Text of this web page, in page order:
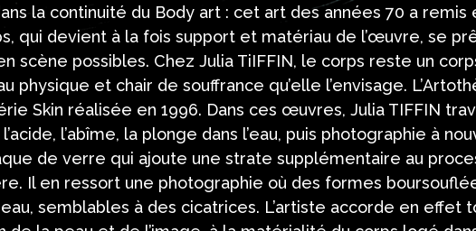
la continuité du Body art : cet art des années 70 a
qui devient à la fois support et matériau de l’œuvre, se
scène possibles. Chez Julia TiIFFIN, le corps reste un
physique et chair de souffrance qu’elle l’envisage.
Skin réalisée en 1996. Dans ces œuvres, Julia TIFFIN
l’abîme, la plonge dans l’eau, puis photographie à
de verre qui ajoute une strate supplémentaire au
Il en ressort une photographie où des formes
semblables à des cicatrices. L’artiste accorde en effet